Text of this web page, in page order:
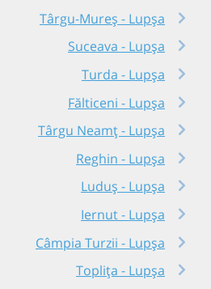
Târgu-Mureș - Lupșa
Suceava - Lupșa
Turda - Lupșa
Fălticeni - Lupșa
Târgu Neamț - Lupșa
Reghin - Lupșa
Luduș - Lupșa
Iernut - Lupșa
Câmpia Turzii - Lupșa
Toplița - Lupșa